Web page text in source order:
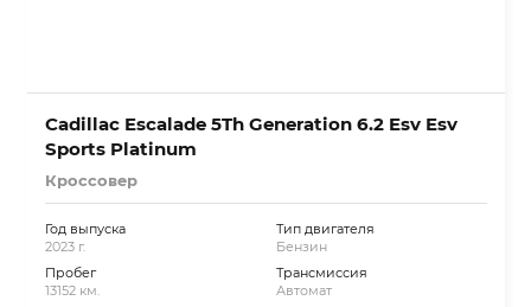
Cadillac Escalade 5Th Generation 6.2 Esv Esv
Sports Platinum
Кроссовер
Год выпуска
2023 г.
Пробег
13152 км.
Тип двигателя
Бензин
Трансмиссия
Автомат